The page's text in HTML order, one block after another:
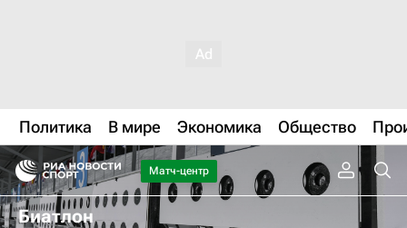
Политика В мире Экономика Общество
Матч-центр
Биатлон